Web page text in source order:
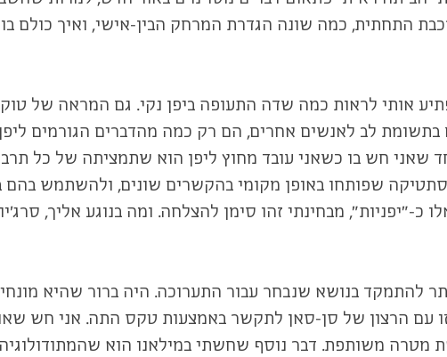
התחתית, כמה שונה הגדרת המרחק הבין-אישי, ואיך כולם
אותי לראות כמה שדה התעופה ביפן נקי. גם המראה של
לב לאנשים אחרים, הם רק כמה מהדברים הגורמים
שאני חש בו כשאני עובד מחוץ ליפן הוא שתמציתה של כל
שפותחו באופן מקומי בהקשרים שונים, ולהשתמש בהם
כ-"יפניות", מבחינתי זהו סימן להצלחה. ומה בנוגע אליך,
להתמקד בנושא שנבחר עבור התערוכה. היה ברור שהיא
עם הרצון של סן-סאן לתקשר באמצעות טקס התה. אני חש
משותפת. דבר נוסף שחשתי במילאנו הוא